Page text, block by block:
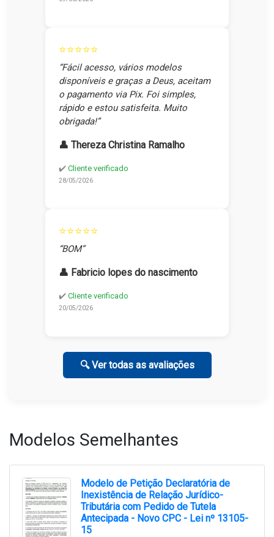
⭐⭐⭐⭐⭐
“Fácil acesso, vários modelos
disponíveis e graças a Deus, aceitam
o pagamento via Pix. Foi simples,
rápido e estou satisfeita. Muito
obrigada!”
👤 Thereza Christina Ramalho
✔️ Cliente verificado
28/05/2026
⭐⭐⭐⭐⭐
“BOM”
👤 Fabricio lopes do nascimento
✔️ Cliente verificado
20/05/2026
🔍 Ver todas as avaliações
Modelos Semelhantes
Modelo de Petição Declaratória de
Inexistência de Relação Jurídico-
Tributária com Pedido de Tutela
Antecipada - Novo CPC - Lei nº 13105-
15